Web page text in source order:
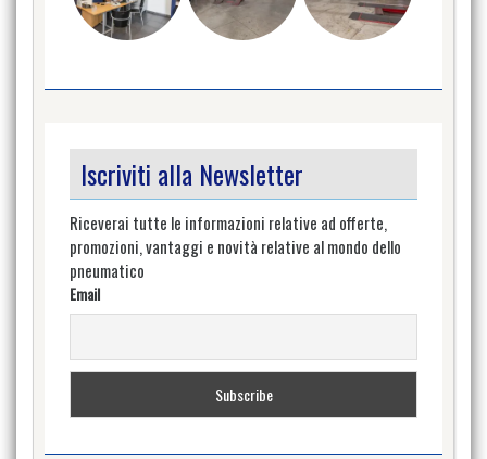
Iscriviti alla Newsletter
Riceverai tutte le informazioni relative ad offerte,
promozioni, vantaggi e novità relative al mondo dello
pneumatico
Email